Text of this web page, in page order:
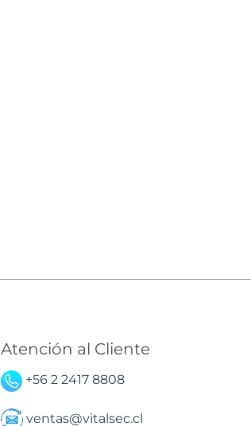
Atención al Cliente
+56 2 2417 8808
ventas@vitalsec.cl